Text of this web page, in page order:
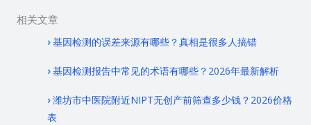
相关文章
基因检测的误差来源有哪些？真相是很多人搞错
基因检测报告中常见的术语有哪些？2026年最新解析
潍坊市中医院附近NIPT无创产前筛查多少钱？2026价格
表